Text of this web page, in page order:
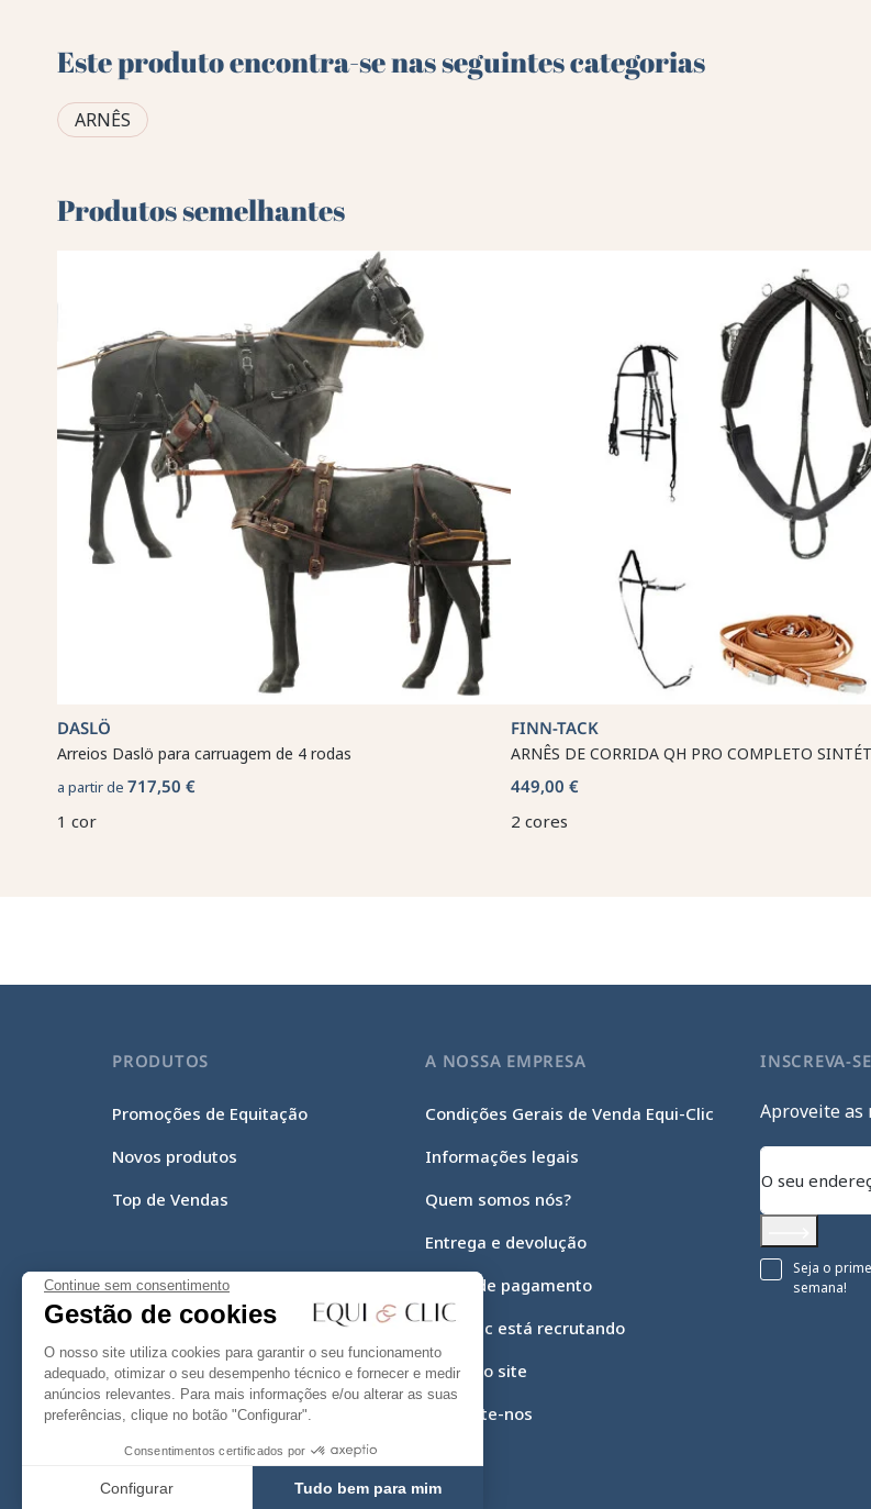
Continue sem consentimento
Gestão de cookies
O nosso site utiliza cookies para garantir o seu funcionamento
adequado, otimizar o seu desempenho técnico e fornecer e medir
anúncios relevantes. Para mais informações e/ou alterar as suas
preferências, clique no botão "Configurar".
Consentimentos certificados por
Configurar Tudo bem para mim
Este produto encontra-se nas seguintes categorias
ARNÊS
Produtos semelhantes
DASLÖ
Arreios Daslö para carruagem de 4 rodas
a partir de717,50 €
1 cor
FINN-TACK
ARNÊS DE CORRIDA QH PRO COMPLETO
449,00 €
2 cores
PRODUTOS
Promoções de Equitação
Novos produtos
Top de Vendas
A NOSSA EMPRESA
Condições Gerais de Venda Equi-Clic
Informações legais
Quem somos nós?
Entrega e devolução
Meios de pagamento
Equi-Clic está recrutando
Mapa do site
Contacte-nos
INSCREVA-
Aproveite as
Seja o
semana!